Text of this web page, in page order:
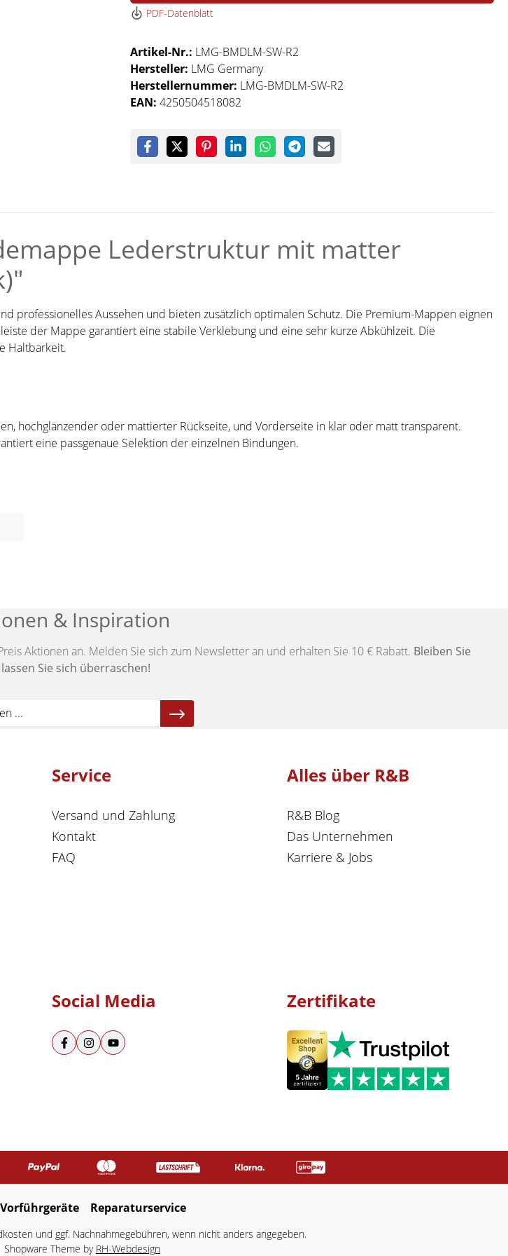
PDF-Datenblatt
Artikel-Nr.: LMG-BMDLM-SW-R2
Hersteller: LMG Germany
Herstellernummer: LMG-BMDLM-SW-R2
EAN: 4250504518082
Lederstruktur mit matter
professionelles Aussehen und bieten zusätzlich optimalen Schutz. Die Premium-Mappen eignen
der Mappe garantiert eine stabile Verklebung und eine sehr kurze Abkühlzeit. Die
Haltbarkeit.
hochglänzender oder mattierter Rückseite, und Vorderseite in klar oder matt transparent.
eine passgenaue Selektion der einzelnen Bindungen.
& Inspiration
Aktionen an. Melden Sie sich zum Newsletter an und erhalten Sie 10 € Rabatt. Bleiben Sie
Sie sich überraschen!
Service
Versand und Zahlung
Kontakt
FAQ
Alles über R&B
R&B Blog
Das Unternehmen
Karriere & Jobs
Social Media Zertifikate
Vorführgeräte Reparaturservice
und ggf. Nachnahmegebühren, wenn nicht anders angegeben.
Theme by RH-Webdesign